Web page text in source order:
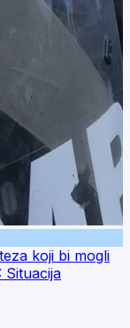
koji bi mogli
Situacija